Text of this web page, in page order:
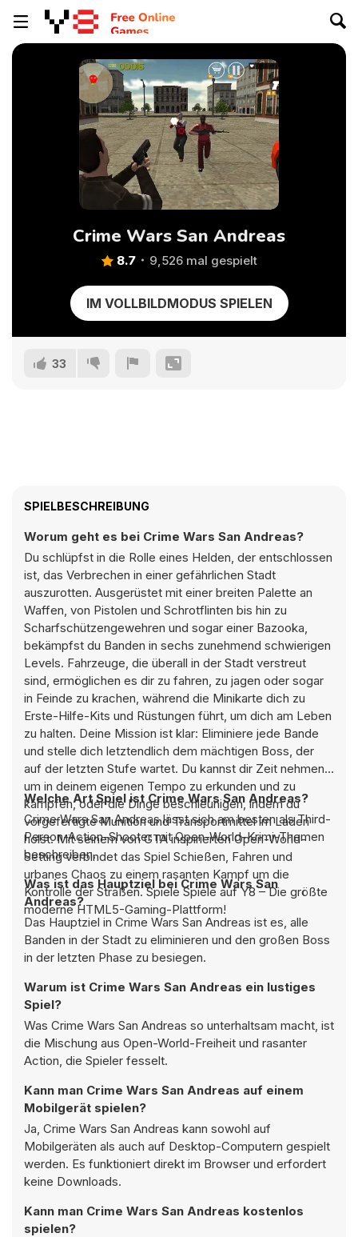
Crime Wars San Andreas
8.7 9,526 mal gespielt
IM VOLLBILDMODUS SPIELEN
33
SPIELBESCHREIBUNG
Worum geht es bei Crime Wars San Andreas?
Du schlüpfst in die Rolle eines Helden, der entschlossen
ist, das Verbrechen in einer gefährlichen Stadt
auszurotten. Ausgerüstet mit einer breiten Palette an
Waffen, von Pistolen und Schrotflinten bis hin zu
Scharfschützengewehren und sogar einer Bazooka,
bekämpfst du Banden in sechs zunehmend schwierigen
Levels. Fahrzeuge, die überall in der Stadt verstreut
sind, ermöglichen es dir zu fahren, zu jagen oder sogar
in Feinde zu krachen, während die Minikarte dich zu
Erste-Hilfe-Kits und Rüstungen führt, um dich am Leben
zu halten. Deine Mission ist klar: Eliminiere jede Bande
und stelle dich letztendlich dem mächtigen Boss, der
auf der letzten Stufe wartet. Du kannst dir Zeit nehmen,
um in deinem eigenen Tempo zu erkunden und zu
kämpfen, oder die Dinge beschleunigen, indem du
vorgefertigte Munition und Transportmittel im Laden
holst. Mit seinem von GTA inspirierten Open-World-
Setting verbindet das Spiel Schießen, Fahren und
urbanes Chaos zu einem rasanten Kampf um die
Kontrolle der Straßen. Spiele Spiele auf Y8 – Die größte
moderne HTML5-Gaming-Plattform!
Welche Art Spiel ist Crime Wars San Andreas?
Crime Wars San Andreas lässt sich am besten als Third-
Person-Action-Shooter mit Open-World-Krimi-Themen
beschreiben.
Was ist das Hauptziel bei Crime Wars San
Andreas?
Das Hauptziel in Crime Wars San Andreas ist es, alle
Banden in der Stadt zu eliminieren und den großen Boss
in der letzten Phase zu besiegen.
Warum ist Crime Wars San Andreas ein lustiges
Spiel?
Was Crime Wars San Andreas so unterhaltsam macht, ist
die Mischung aus Open-World-Freiheit und rasanter
Action, die Spieler fesselt.
Kann man Crime Wars San Andreas auf einem
Mobilgerät spielen?
Ja, Crime Wars San Andreas kann sowohl auf
Mobilgeräten als auch auf Desktop-Computern gespielt
werden. Es funktioniert direkt im Browser und erfordert
keine Downloads.
Kann man Crime Wars San Andreas kostenlos
spielen?